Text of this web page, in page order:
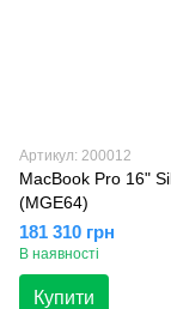
Артикул: 200012
MacBook Pro 16"
(MGE64)
181 310 грн
В наявності
Купити